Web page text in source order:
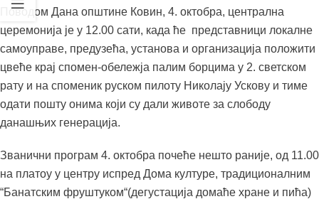
Поводом Дана општине Ковин, 4. октобра, централна
церемонија је у 12.00 сати, када ће представници локалне
самоуправе, предузећа, установа и организација положити
цвеће крај спомен-обележја палим борцима у 2. светском
рату и на споменик руском пилоту Николају Ускову и тиме
одати пошту онима који су дали животе за слободу
данашњих генерација.
Званични програм 4. октобра почеће нешто раније, од 11.00
на платоу у центру испред Дома културе, традиционалним
“Банатским фруштуком“(дегустација домаће хране и пића)